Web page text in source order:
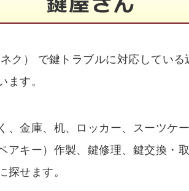
ネク） で鍵トラブルに対応してい
ます。
、金庫、机、ロッカー、スーツケ
アキー）作製、鍵修理、鍵交換・
探せます。